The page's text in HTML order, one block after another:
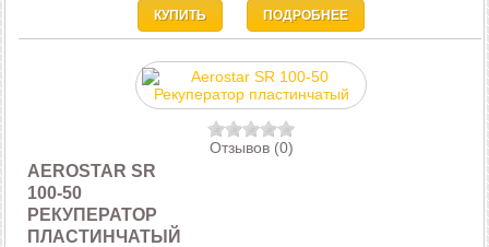
КУПИТЬ ПОДРОБНЕЕ
Отзывов (0)
AEROSTAR SR
100-50
РЕКУПЕРАТОР
ПЛАСТИНЧАТЫЙ